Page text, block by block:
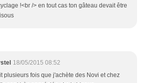
!<br /> en tout cas ton gâteau devait être
18/05/2015 08:52
plusieurs fois que j'achète des Novi et chez